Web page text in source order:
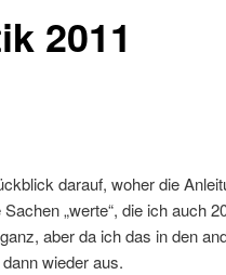
2011
darauf, woher die
„werte“, die ich auch
aber da ich das in den
wieder aus.